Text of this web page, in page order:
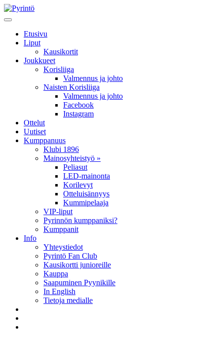
Etusivu
Liput
Kausikortit
Joukkueet
Korisliiga
Valmennus ja johto
Naisten Korisliiga
Valmennus ja johto
Facebook
Instagram
Ottelut
Uutiset
Kumppanuus
Klubi 1896
Mainosyhteistyö »
Peliasut
LED-mainonta
Korilevyt
Otteluisännyys
Kummipelaaja
VIP-liput
Pyrinnön kumppaniksi?
Kumppanit
Info
Yhteystiedot
Pyrintö Fan Club
Kausikortti junioreille
Kauppa
Saapuminen Pyynikille
In English
Tietoja medialle